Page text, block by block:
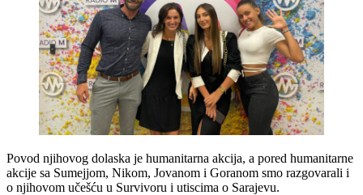
Povod njihovog dolaska je humanitarna akcija, a pored humanitarne
akcije sa Sumejjom, Nikom, Jovanom i Goranom smo razgovarali i
o njihovom učešću u Survivoru i utiscima o Sarajevu.